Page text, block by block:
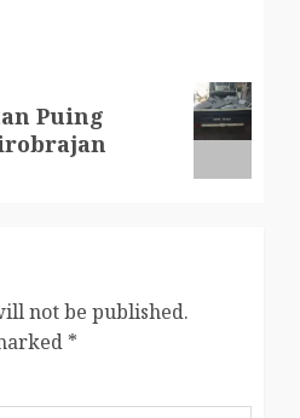
Puing
not be published.
*